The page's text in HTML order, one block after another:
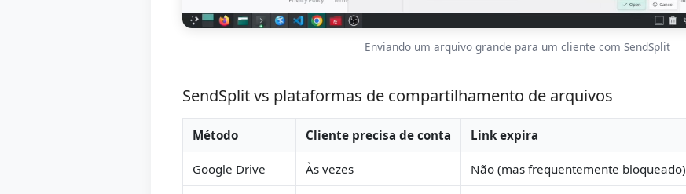
Enviando um arquivo grande para um cliente com SendSplit
SendSplit vs plataformas de compartilhamento de arquivos
Método Cliente precisa de conta Link expira
Google Drive Às vezes Não (mas frequentemente bloqueado)